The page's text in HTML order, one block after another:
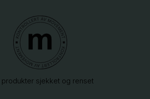
produkter sjekket og renset